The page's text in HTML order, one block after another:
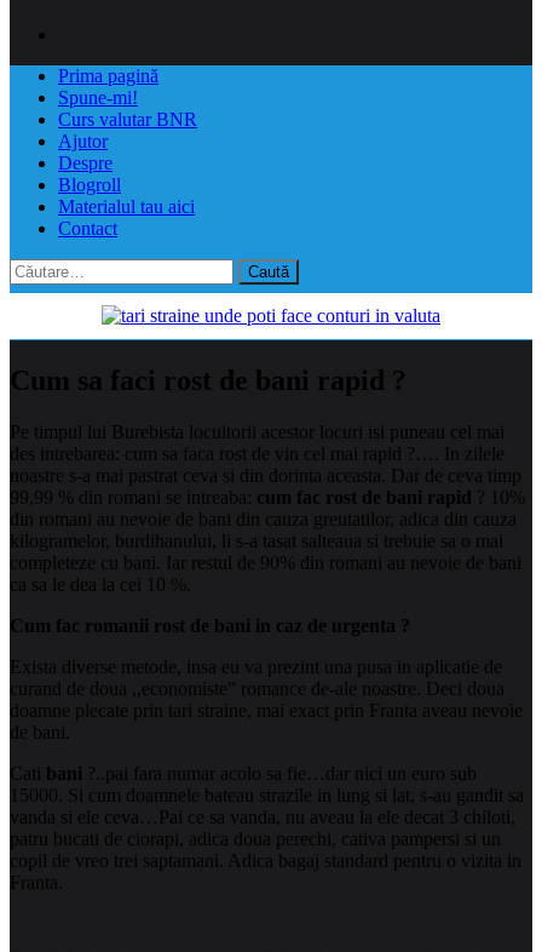
Prima pagină
Spune-mi!
Curs valutar BNR
Ajutor
Despre
Blogroll
Materialul tau aici
Contact
Caută
după:
Cum sa faci rost de bani rapid ?
Pe timpul lui Burebista locuitorii acestor locuri isi puneau cel mai
des intrebarea: cum sa faca rost de vin cel mai rapid ?…. In zilele
noastre s-a mai pastrat ceva si din dorinta aceasta. Dar de ceva timp
99,99 % din romani se intreaba: cum fac rost de bani rapid ? 10%
din romani au nevoie de bani din cauza greutatilor, adica din cauza
kilogramelor, burdihanului, li s-a tasat salteaua si trebuie sa o mai
completeze cu bani. Iar restul de 90% din romani au nevoie de bani
ca sa le dea la cei 10 %.
Cum fac romanii rost de bani in caz de urgenta ?
Exista diverse metode, insa eu va prezint una pusa in aplicatie de
curand de doua ,,economiste” romance de-ale noastre. Deci doua
doamne plecate prin tari straine, mai exact prin Franta aveau nevoie
de bani.
Cati bani ?..pai fara numar acolo sa fie…dar nici un euro sub
15000. Si cum doamnele bateau strazile in lung si lat, s-au gandit sa
vanda si ele ceva…Pai ce sa vanda, nu aveau la ele decat 3 chiloti,
patru bucati de ciorapi, adica doua perechi, cativa pampersi si un
copil de vreo trei saptamani. Adica bagaj standard pentru o vizita in
Franta.